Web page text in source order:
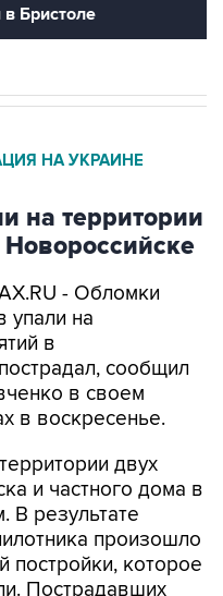
Бристоле
НА УКРАИНЕ
на территории
- Обломки
упали на
в
сообщил
в своем
в воскресенье.
двух
и частного дома в
В результате
произошло
постройки, которое
Пострадавших